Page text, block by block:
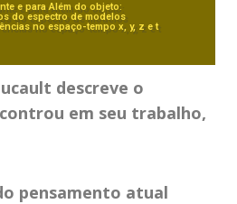
e para Além do objeto:
do espectro de modelos
no espaço-tempo x, y, z e t
descreve o
em seu trabalho,
pensamento atual